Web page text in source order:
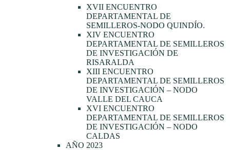
XVII ENCUENTRO
DEPARTAMENTAL DE
SEMILLEROS-NODO QUINDÍO.
XIV ENCUENTRO
DEPARTAMENTAL DE SEMILLEROS
DE INVESTIGACIÓN DE
RISARALDA
XIII ENCUENTRO
DEPARTAMENTAL DE SEMILLEROS
DE INVESTIGACIÓN – NODO
VALLE DEL CAUCA
XVI ENCUENTRO
DEPARTAMENTAL DE SEMILLEROS
DE INVESTIGACIÓN – NODO
CALDAS
AÑO 2023